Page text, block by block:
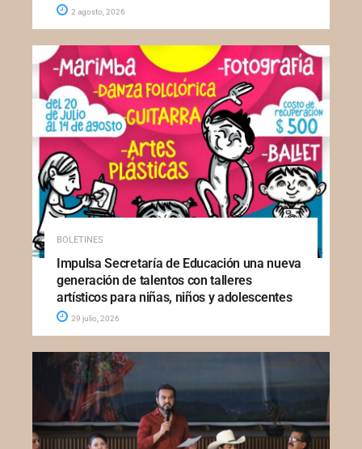
2 agosto, 2026
BOLETINES
Impulsa Secretaría de Educación una nueva
generación de talentos con talleres
artísticos para niñas, niños y adolescentes
29 julio, 2026